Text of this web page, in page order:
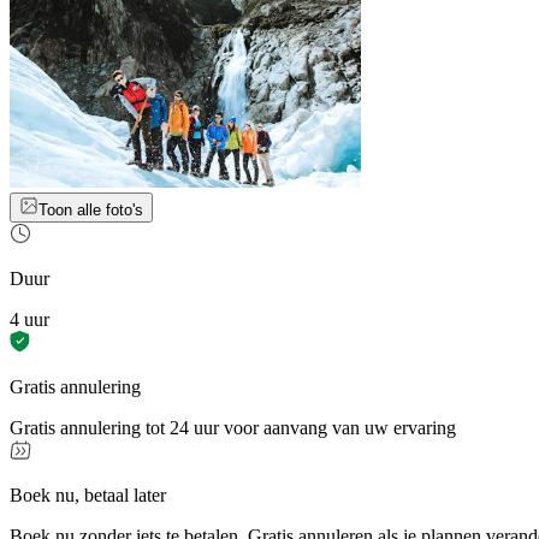
Toon alle foto's
Duur
4 uur
Gratis annulering
Gratis annulering tot 24 uur voor aanvang van uw ervaring
Boek nu, betaal later